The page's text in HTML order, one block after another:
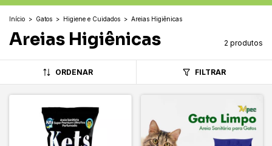
Início > Gatos > Higiene e Cuidados > Areias Higiênicas
Areias Higiênicas 2 produtos
ORDENAR FILTRAR